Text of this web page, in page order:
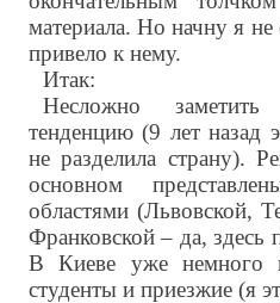
материала. Но начну я не
привело к нему.
Итак:
Несложно
тенденцию (9 лет назад
не разделила страну).
основном
областями (Львовской,
Франковской – да, здесь
В Киеве уже немного
студенты и приезжие (я